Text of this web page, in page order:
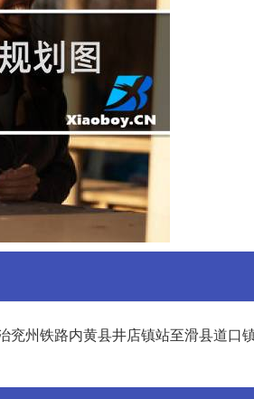
州铁路内黄县井店镇站至滑县道口